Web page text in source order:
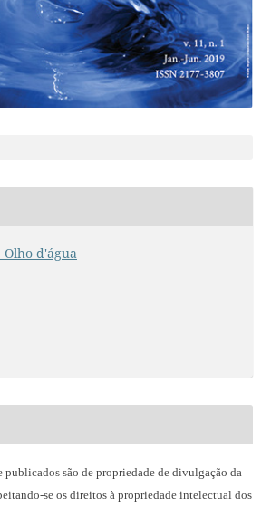
Olho d'água
publicados são de propriedade de divulgação da
se os direitos à propriedade intelectual dos